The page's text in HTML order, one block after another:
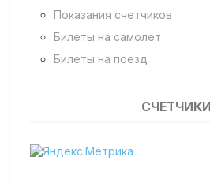
Показания счетчиков
Билеты на самолет
Билеты на поезд
СЧЕТЧИКИ